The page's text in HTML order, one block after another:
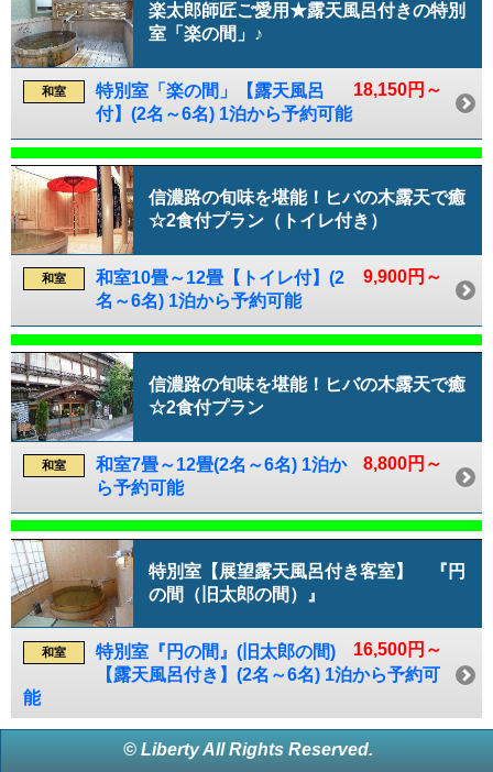
楽太郎師匠ご愛用★露天風呂付きの特別
室「楽の間」♪
18,150円～
和室
特別室「楽の間」【露天風呂
付】(2名～6名) 1泊から予約可能
信濃路の旬味を堪能！ヒバの木露天で癒
☆2食付プラン（トイレ付き）
9,900円～
和室
和室10畳～12畳【トイレ付】(2
名～6名) 1泊から予約可能
信濃路の旬味を堪能！ヒバの木露天で癒
☆2食付プラン
8,800円～
和室
和室7畳～12畳(2名～6名) 1泊か
ら予約可能
特別室【展望露天風呂付き客室】 『円
の間（旧太郎の間）』
16,500円～
和室
特別室『円の間』(旧太郎の間)
【露天風呂付き】(2名～6名) 1泊から予約可
能
© Liberty All Rights Reserved.